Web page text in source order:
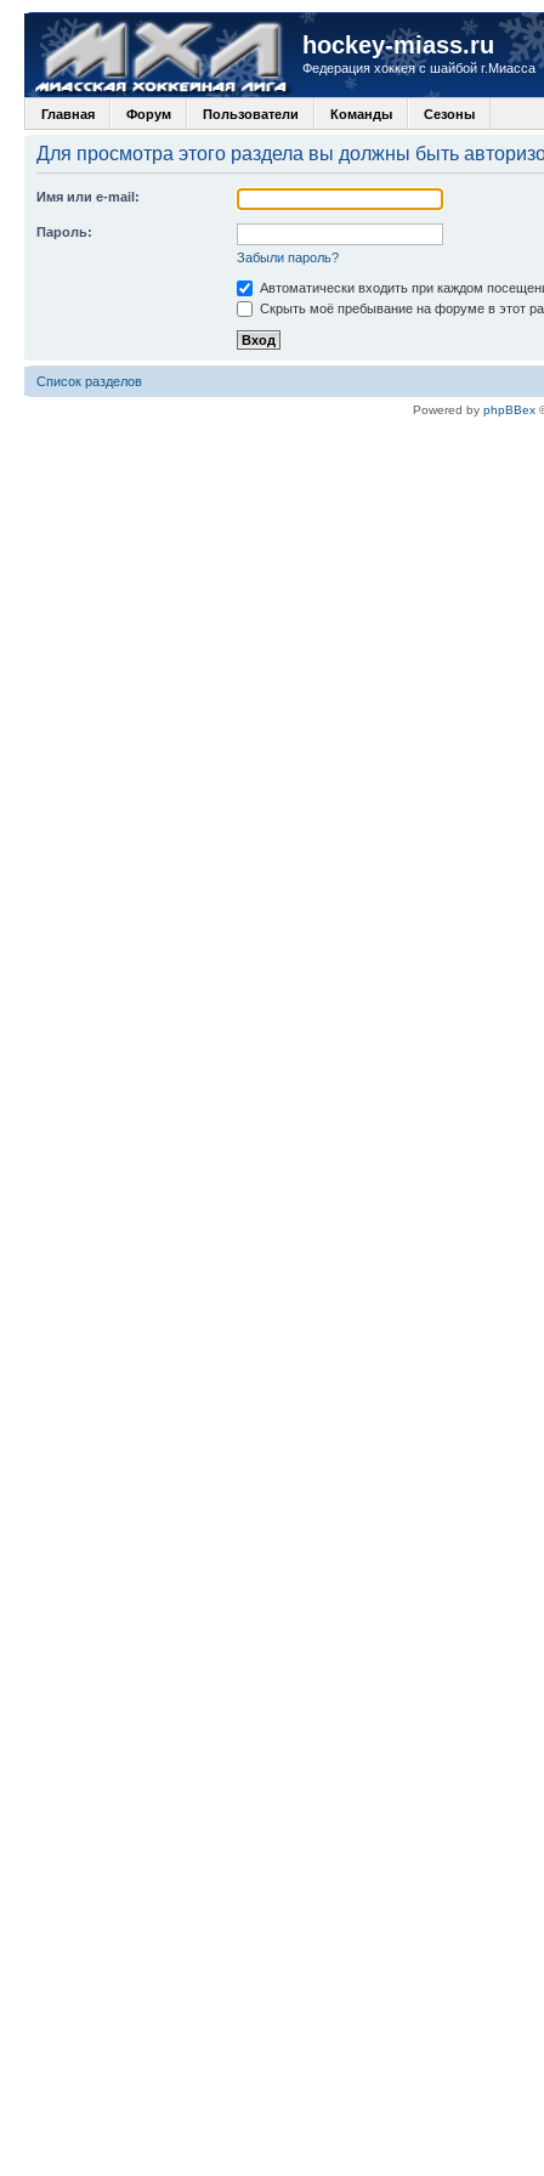
hockey-miass.ru
Федерация хоккея с шайбой г.Миасса
Главная Форум Пользователи Команды Сезоны
Для просмотра этого раздела вы должны быть
Имя или e-mail:
Пароль:
Забыли пароль?
Автоматически входить при каждом
Скрыть моё пребывание на форуме в этот
Список разделов
Powered by phpBBex